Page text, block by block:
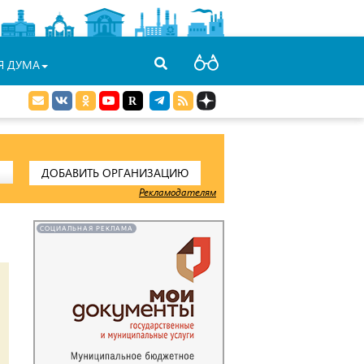
ДУМА
ДОБАВИТЬ ОРГАНИЗАЦИЮ
Рекламодателям
СОЦИАЛЬНАЯ РЕКЛАМА